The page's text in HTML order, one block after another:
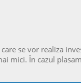
se vor realiza
mici. În cazul